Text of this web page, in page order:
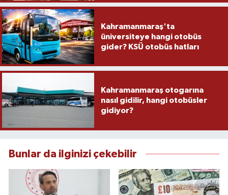
Kahramanmaraş'ta
üniversiteye hangi otobüs
gider? KSÜ otobüs hatları
Kahramanmaraş otogarına
nasıl gidilir, hangi otobüsler
gidiyor?
Bunlar da ilginizi çekebilir